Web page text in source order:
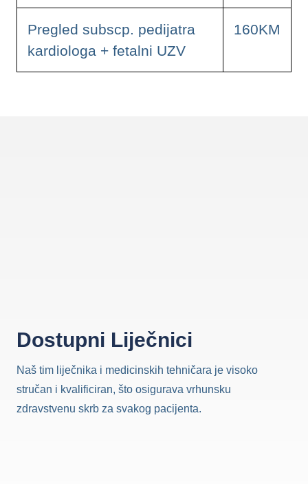
Pregled subscp. pedijatra
kardiologa + fetalni UZV
160KM
Dostupni Liječnici
Naš tim liječnika i medicinskih tehničara je visoko
stručan i kvalificiran, što osigurava vrhunsku
zdravstvenu skrb za svakog pacijenta.